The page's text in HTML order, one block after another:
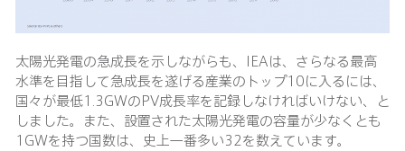
太陽光発電の急成長を示しながらも、IEAは、さらなる最高
水準を目指して急成長を遂げる産業のトップ10に入るには、
国々が最低1.3GWのPV成長率を記録しなければいけない、と
しました。また、設置された太陽光発電の容量が少なくとも
1GWを持つ国数は、史上一番多い32を数えています。